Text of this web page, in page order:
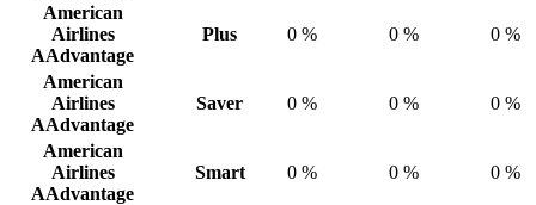
American
Airlines
AAdvantage
Plus 0 % 0 % 0 %
American
Airlines
AAdvantage
Saver 0 % 0 % 0 %
American
Airlines
AAdvantage
Smart 0 % 0 % 0 %